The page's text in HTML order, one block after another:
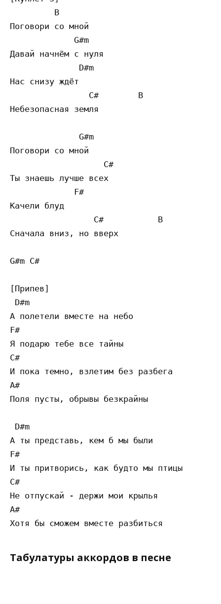
         B
Поговори со мной
             G#m
Давай начнём с нуля
              D#m
Нас снизу ждёт
                C#        B
Небезопасная земля
              G#m
Поговори со мной
                   C#
Ты знаешь лучше всех
             F#
Качели блуд
                 C#           B
Сначала вниз, но вверх
G#m C#
[Припев]
D#m
А полетели вместе на небо
F#
Я подарю тебе все тайны
C#
И пока темно, взлетим без разбега
A#
Поля пусты, обрывы безкрайны
D#m
А ты представь, кем б мы были
F#
И ты притворись, как будто мы птицы
C#
Не отпускай - держи мои крылья
A#
Табулатуры аккордов в песне